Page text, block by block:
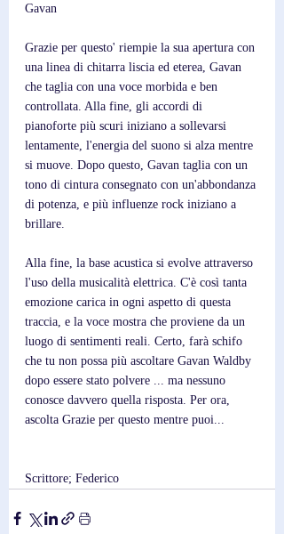
Gavan
Grazie per questo' riempie la sua apertura con
una linea di chitarra liscia ed eterea, Gavan
che taglia con una voce morbida e ben
controllata. Alla fine, gli accordi di
pianoforte più scuri iniziano a sollevarsi
lentamente, l'energia del suono si alza mentre
si muove. Dopo questo, Gavan taglia con un
tono di cintura consegnato con un'abbondanza
di potenza, e più influenze rock iniziano a
brillare.
Alla fine, la base acustica si evolve attraverso
l'uso della musicalità elettrica. C'è così tanta
emozione carica in ogni aspetto di questa
traccia, e la voce mostra che proviene da un
luogo di sentimenti reali. Certo, farà schifo
che tu non possa più ascoltare Gavan Waldby
dopo essere stato polvere ... ma nessuno
conosce davvero quella risposta. Per ora,
ascolta Grazie per questo mentre puoi...
Scrittore; Federico